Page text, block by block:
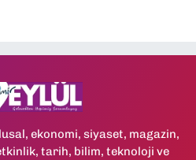
ekonomi, siyaset, magazin,
tarih, bilim, teknoloji ve